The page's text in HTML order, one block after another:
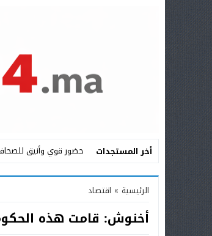
أخر المستجدات
حضور قوي وأنيق
Stop
Next
الرئيسية » اقتصاد
أخنوش: قامت هذه